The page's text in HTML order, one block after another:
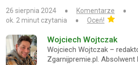
26 sierpnia 2024
Komentarze
ok. 2 minut czytania
Oceń!
Wojciech Wojtczak
Wojciech Wojtczak –
Zgarnijpremie.pl. Absolwent